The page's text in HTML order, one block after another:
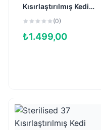
Kısırlaştırılmış Kedi
Maması 3kg
(0)
₺1.499,00